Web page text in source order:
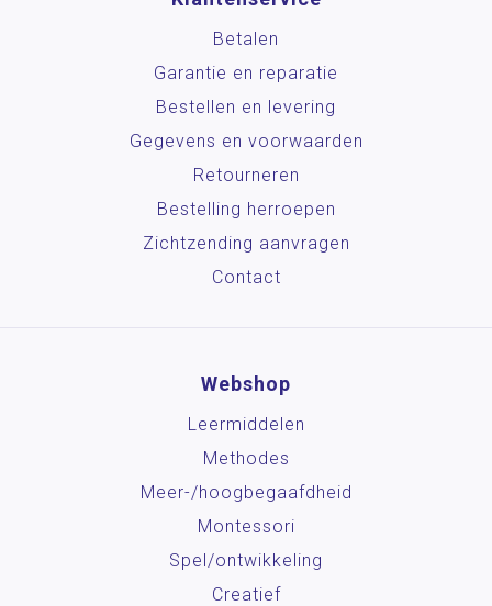
Betalen
Garantie en reparatie
Bestellen en levering
Gegevens en voorwaarden
Retourneren
Bestelling herroepen
Zichtzending aanvragen
Contact
Webshop
Leermiddelen
Methodes
Meer-/hoog­begaafdheid
Montessori
Spel/ontwikkeling
Creatief